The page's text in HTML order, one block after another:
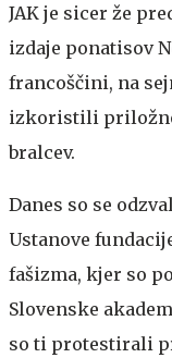
JAK je sicer že
izdaje ponatisov
francoščini, na
izkoristili
bralcev.
Danes so se
Ustanove
fašizma, kjer so
Slovenske
so ti protestirali